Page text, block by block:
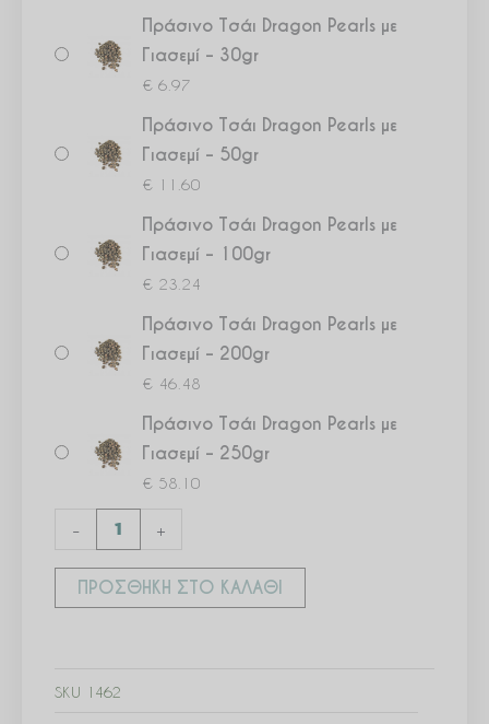
Πράσινο Τσάι Dragon Pearls με
Γιασεμί – 30gr
€ 6.97
Πράσινο Τσάι Dragon Pearls με
Γιασεμί – 50gr
€ 11.60
Πράσινο Τσάι Dragon Pearls με
Γιασεμί – 100gr
€ 23.24
Πράσινο Τσάι Dragon Pearls με
Γιασεμί – 200gr
€ 46.48
Πράσινο Τσάι Dragon Pearls με
Γιασεμί – 250gr
€ 58.10
-
Pearls
ποσότητα
+
ΠΡΟΣΘΉΚΗ ΣΤΟ ΚΑΛΆΘΙ
SKU 1462